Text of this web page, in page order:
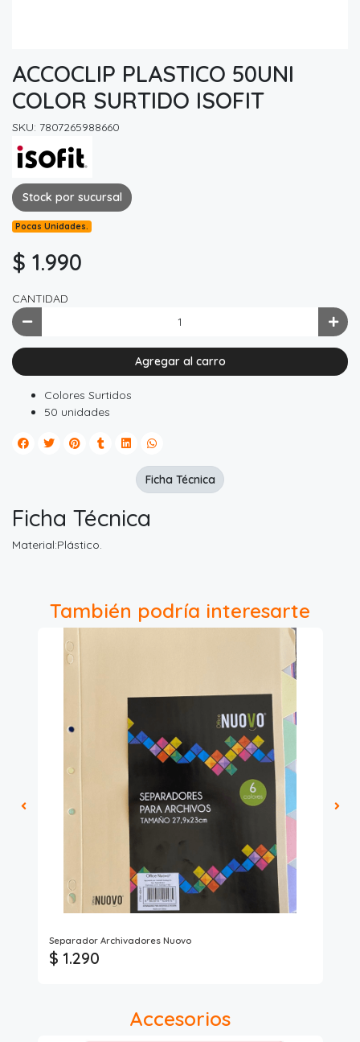
ACCOCLIP PLASTICO 50UNI
COLOR SURTIDO ISOFIT
SKU: 7807265988660
Stock por sucursal
Pocas Unidades.
$ 1.990
CANTIDAD
Agregar al carro
Colores Surtidos
50 unidades
Ficha Técnica
Material:Plástico.
Ficha Técnica
También podría interesarte
Separador Archivadores Nuovo
$ 1.290
Accesorios